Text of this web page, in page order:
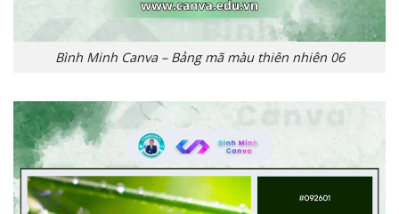
Bình Minh Canva – Bảng mã màu thiên nhiên 06